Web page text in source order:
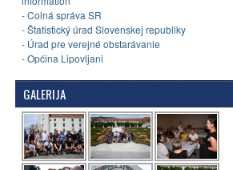
- Colná správa SR
- Štatistický úrad Slovenskej republiky
- Úrad pre verejné obstarávanie
- Općina Lipovljani
GALERIJA